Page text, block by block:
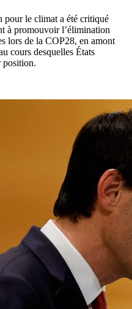
pour le climat a été critiqué
à promouvoir l’élimination
lors de la COP28, en amont
cours desquelles États
position.